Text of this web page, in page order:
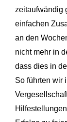
zeitaufwändig
einfachen
an den
nicht mehr in
dass dies in
So führten wir